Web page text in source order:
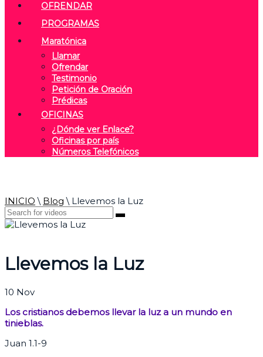
OFRENDAR
PROGRAMAS
Maratónica
Llamar
Ofrendar
Testimonio
Petición de Oración
Prédicas
OFICINAS
¿Dónde ver Enlace?
Oficinas por país
Números Telefónicos
INICIO \ Blog \ Llevemos la Luz
Llevemos la Luz
10 Nov
Los cristianos debemos llevar la luz a un mundo en
tinieblas.
Juan 1.1-9